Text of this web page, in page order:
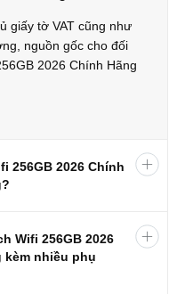
256GB mới nhất
Giá bán
26.629.000 ₫
dung hòa tuyệt vời giữa sức
M4 vào dòng Air năm
so với dòng Pro, biến nó
dân văn phòng và cả
giấy tờ VAT cũng như
nguồn gốc cho đối
2026 Chính Hãng
256GB 2026 Chính
Wifi 256GB 2026
nhiều phụ